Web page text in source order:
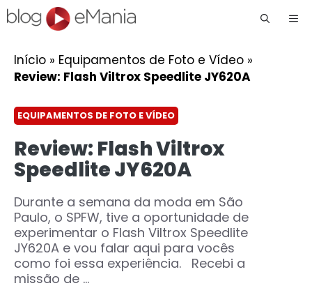
Início » Equipamentos de Foto e Vídeo »
Review: Flash Viltrox Speedlite JY620A
EQUIPAMENTOS DE FOTO E VÍDEO
Review: Flash Viltrox
Speedlite JY620A
Durante a semana da moda em São
Paulo, o SPFW, tive a oportunidade de
experimentar o Flash Viltrox Speedlite
JY620A e vou falar aqui para vocês
como foi essa experiência. Recebi a
missão de ...